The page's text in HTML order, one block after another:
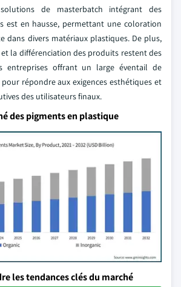
de masterbatch intégrant des
est en hausse, permettant une coloration
dans divers matériaux plastiques. De plus,
la différenciation des produits restent des
entreprises offrant un large éventail de
répondre aux exigences esthétiques et
des utilisateurs finaux.
des pigments en plastique
les tendances clés du marché